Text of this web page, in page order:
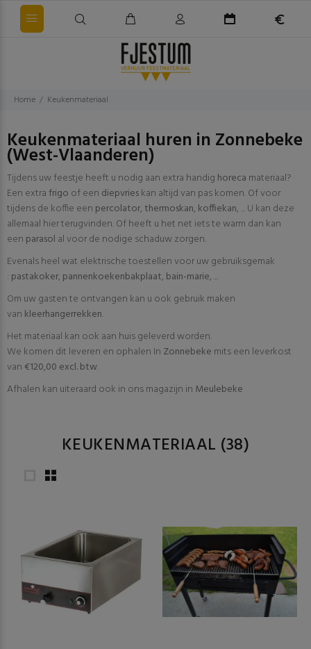
Home Keukenmateriaal
Keukenmateriaal huren in Zonnebeke
(West-Vlaanderen)
Tijdens uw feestje heeft u nodig aan extra handig horeca materiaal?
Een extrafrigo of een diepvrieskan altijd van pas komen. Of voor
tijdens de koffie een percolator, thermoskan, koffiekan, ... U kan deze
allemaal hier terugvinden. Of heeft u het net iets te warm dan kan
een parasol al voor de nodige schaduw zorgen.
Evenals heel wat elektrische toestellen voor uw gebruiksgemak
: pastakoker, pannenkoekenbakplaat, bain-marie, ...
Om uw gasten te ontvangen kan u ook gebruik maken
van kleerhangerrekken.
Het materiaal kan ook aan huis geleverd worden.
We komen dit leveren en ophalen In Zonnebeke mits een leverkost
van€120,00 excl. btw.
Afhalen kan uiteraard ook in ons magazijn in Meulebeke
KEUKENMATERIAAL (38)